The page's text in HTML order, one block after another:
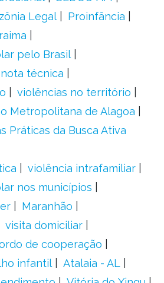
Legal
Proinfância
pelo Brasil
nota técnica
violências no território
Metropolitana de Alagoa
Práticas da Busca Ativa
violência intrafamiliar
nos municípios
Maranhão
visita domiciliar
de cooperação
infantil
Atalaia - AL